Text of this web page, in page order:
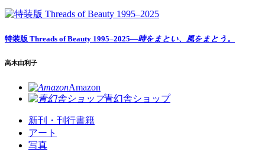
特装版 Threads of Beauty 1995–2025―時をまとい、風をまとう。
高木由利子
Amazon
青幻舎ショップ
新刊・刊行書籍
アート
写真